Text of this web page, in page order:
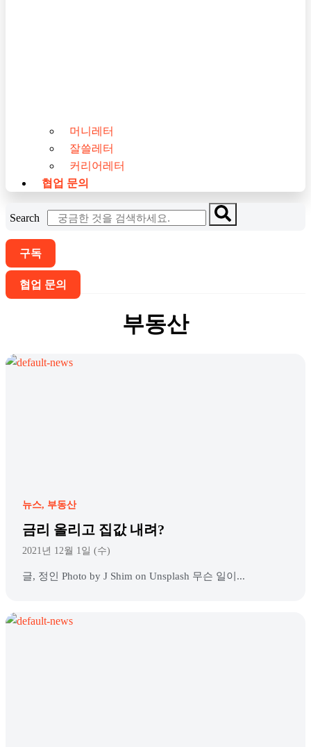
머니레터
잘쓸레터
커리어레터
협업 문의
Search
구독
협업 문의
부동산
뉴스 부동산
금리 올리고 집값 내려?
2021년 12월 1일 (수)
글, 정인 Photo by J Shim on Unsplash 무슨 일이...